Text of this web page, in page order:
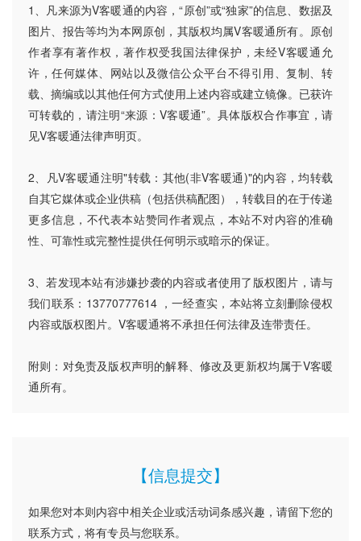
1、凡来源为V客暖通的内容，“原创”或“独家”的信息、数据及
图片、报告等均为本网原创，其版权均属V客暖通所有。原创
作者享有著作权，著作权受我国法律保护，未经V客暖通允
许，任何媒体、网站以及微信公众平台不得引用、复制、转
载、摘编或以其他任何方式使用上述内容或建立镜像。已获许
可转载的，请注明“来源：V客暖通”。具体版权合作事宜，请
见V客暖通法律声明页。
2、凡V客暖通注明"转载：其他(非V客暖通)"的内容，均转载
自其它媒体或企业供稿（包括供稿配图），转载目的在于传递
更多信息，不代表本站赞同作者观点，本站不对内容的准确
性、可靠性或完整性提供任何明示或暗示的保证。
3、若发现本站有涉嫌抄袭的内容或者使用了版权图片，请与
我们联系：13770777614 ，一经查实，本站将立刻删除侵权
内容或版权图片。V客暖通将不承担任何法律及连带责任。
附则：对免责及版权声明的解释、修改及更新权均属于V客暖
通所有。